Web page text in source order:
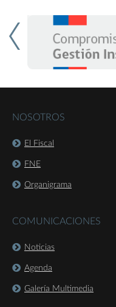
NOSOTROS
El Fiscal
FNE
Organigrama
COMUNICACIONES
Noticias
Agenda
Galería Multimedia